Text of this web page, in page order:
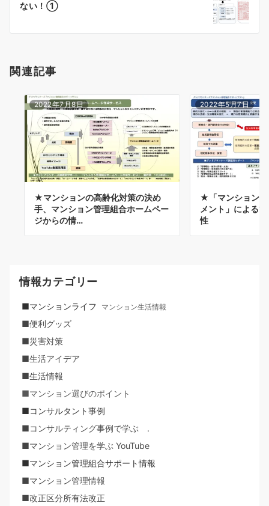
ン
ない！①
関連記事
2022年7月8日
★マンションの高齢化対策の決め
手、マンション管理組合ホームペー
ジからの情…
2022年5月7日
★「マンション
メント」による
性
情報カテゴリー
■マンションライフ マンション生活情報
■便利グッズ
■災害対策
■生活アイデア
■生活情報
■マンション選びのポイント
■コンサルタント事例
■コンサルティング事例で学ぶ .
■マンション管理を学ぶ YouTube
■マンション管理組合サポート情報
■マンション管理情報
■改正区分所有法改正